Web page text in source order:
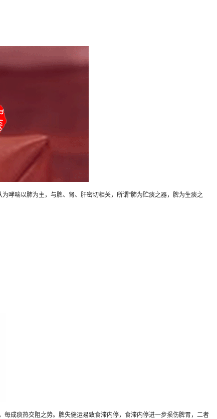
喘以肺为主，与脾、肾、肝密切相关，所谓“肺为贮痰之器，脾为生痰之
成痰热交阻之势。脾失健运易致食滞内停，食滞内停进一步损伤脾胃，二者